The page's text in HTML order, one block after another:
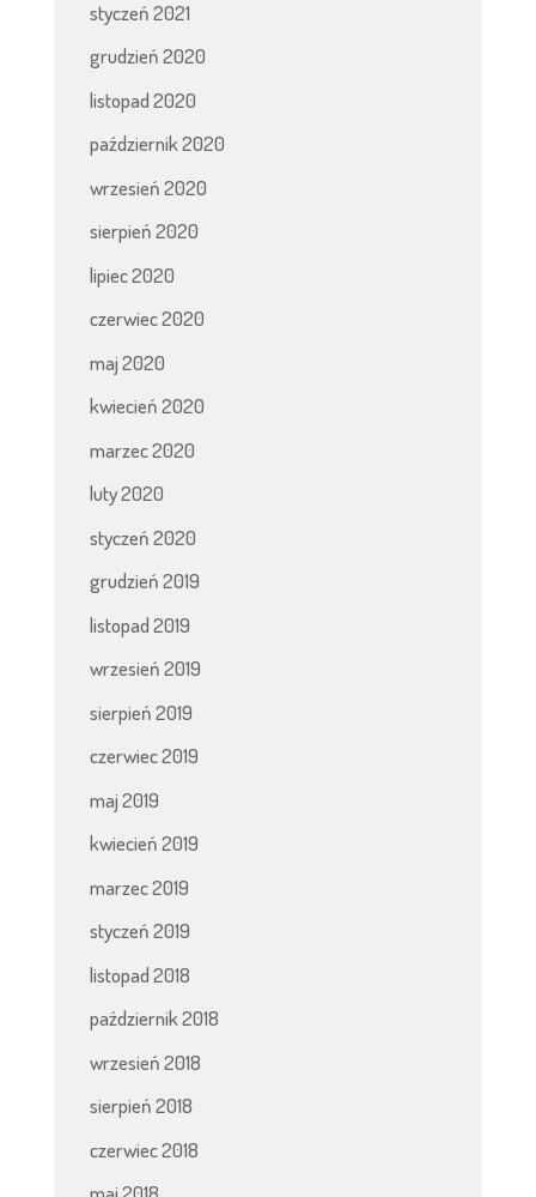
styczeń 2021
grudzień 2020
listopad 2020
październik 2020
wrzesień 2020
sierpień 2020
lipiec 2020
czerwiec 2020
maj 2020
kwiecień 2020
marzec 2020
luty 2020
styczeń 2020
grudzień 2019
listopad 2019
wrzesień 2019
sierpień 2019
czerwiec 2019
maj 2019
kwiecień 2019
marzec 2019
styczeń 2019
listopad 2018
październik 2018
wrzesień 2018
sierpień 2018
czerwiec 2018